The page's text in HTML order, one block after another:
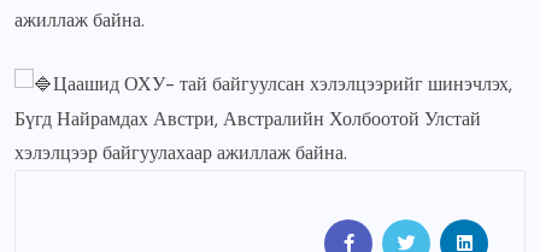
ажиллаж байна.
Цаашид ОХУ- тай байгуулсан хэлэлцээрийг шинэчлэх,
Бүгд Найрамдах Австри, Австралийн Холбоотой Улстай
хэлэлцээр байгуулахаар ажиллаж байна.